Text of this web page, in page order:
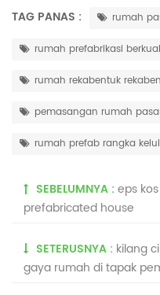
TAG PANAS : rumah
rumah prefabrikasi
rumah rekabentuk
pemasangan rumah
rumah prefab rangka
SEBELUMNYA :eps
prefabricated house
SETERUSNYA : kilang
gaya rumah di tapak